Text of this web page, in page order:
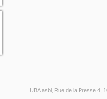
UBA asbl, Rue de la Presse 4,